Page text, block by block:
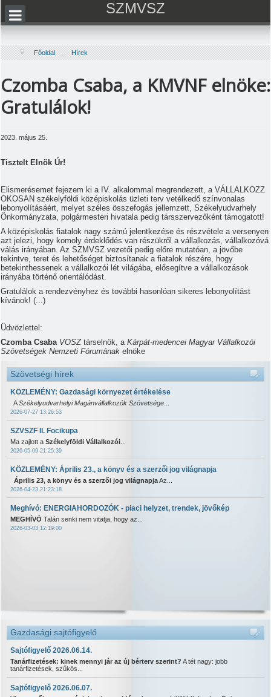
SZMVSZ
Főoldal → Hírek
Czomba Csaba, a KMVNF elnöke:
Gratulálok!
2023. május 25.
Tisztelt Elnök Úr!
Elismerésemet fejezem ki a IV. alkalommal megrendezett, a VÁLLALKOZZ
OKOSAN székelyföldi középiskolás üzleti terv vetélkedő színvonalas
lebonyolításáért, melyet széles összefogás jellemzett, Székelyudvarhely
Önkormányzata, polgármesteri hivatala pedig társszervezőként támogatott!
A középiskolás fiatalok nagy számú jelentkezése és részvétele a versenyen
azt jelezi, hogy komoly érdeklődés van részükről a vállalkozás, vállalkozóvá
válás irányában. Az SZMVSZ vezetői pedig előre mutatóan, a jövőbe
tekintve, teret és lehetőséget biztosítanak a fiatalok részére, hogy
betekinthessenek a vállalkozói lét világába, elősegítve a vállalkozások
irányába történő orientálódást.
Gratulálok a rendezvényhez és további hasonlóan sikeres lebonyolítást
kívánok! (...)
Üdvözlettel:
Czomba Csaba VOSZtárselnök, a Kárpát-medencei Magyar Vállalkozói
Szövetségek Nemzeti Fórumának elnöke
Szövetségi hírek
KÖZLEMÉNY: Gazdasági környezet értékelése
ASzékelyudvarhelyi Magánvállalkozók Szövetsége
2026-07-27 13:26:53
SZVSZF II. Focikupa
Ma zajlott a Székelyföldi Vállalkozói
2026-05-09 21:25:39
KÖZLEMÉNY: Április 23., a könyv és a szerzői jog világnapja
Április 23, a könyv és a szerzői jog világnapjaAz...
2026-04-23 21:23:18
Meghívó: ENERGIAHORDOZÓK - piaci helyzet, trendek, jövőkép
MEGHÍVÓ Talán senki nem vitatja, hogy az...
2026-03-03 12:19:00
Gazdasági sajtófigyelő
Sajtófigyelő 2026.06.14.
Tanárfizetések: kinek mennyi jár az új bérterv szerint? A tét nagy: jobb
tanárfizetések, szűkös...
Sajtófigyelő 2026.06.07.